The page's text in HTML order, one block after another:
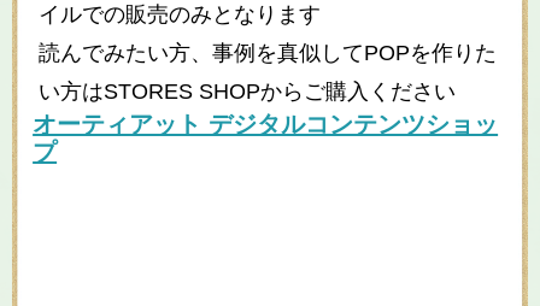
イルでの販売のみとなります
読んでみたい方、事例を真似してPOPを作りた
い方はSTORES SHOPからご購入ください
オーティアット デジタルコンテンツショッ
プ